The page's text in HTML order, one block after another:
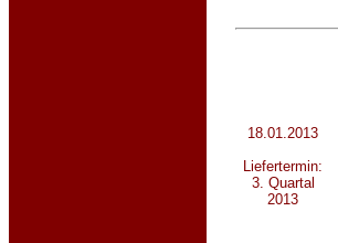
18.01.2013
Liefertermin:
3. Quartal
2013